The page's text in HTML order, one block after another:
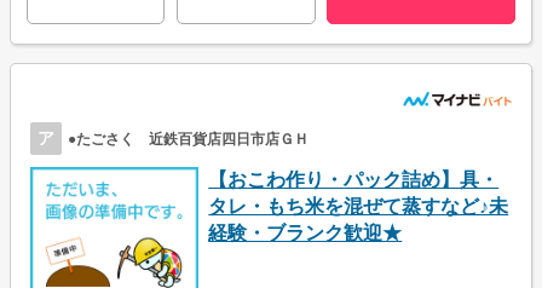
ア ●たごさく 近鉄百貨店四日市店ＧＨ
【おこわ作り・パック詰め】具・
タレ・もち米を混ぜて蒸すなど♪未
経験・ブランク歓迎★